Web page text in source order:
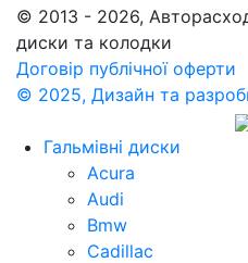
© 2013 - 2026,
диски та колодки
Договір публічної оферти
© 2025, Дизайн та
Гальмівні диски
Acura
Audi
Bmw
Cadillac